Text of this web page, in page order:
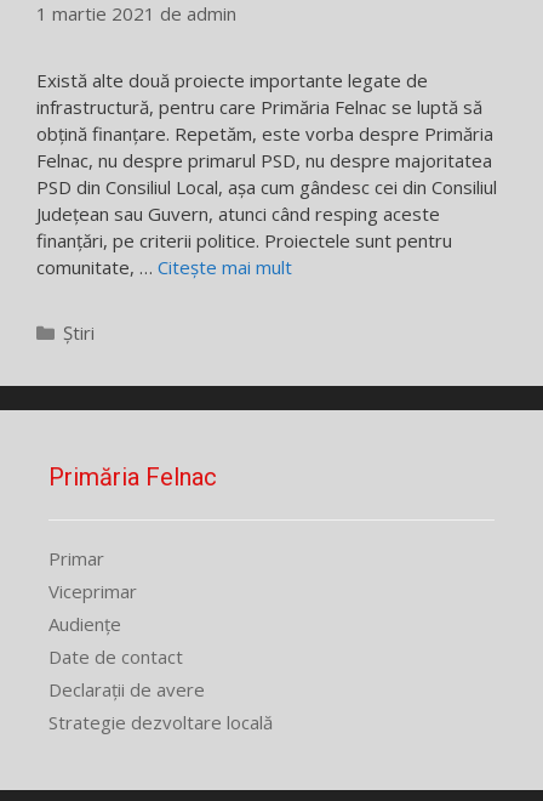
1 martie 2021 de admin
Există alte două proiecte importante legate de
infrastructură, pentru care Primăria Felnac se luptă să
obțină finanțare. Repetăm, este vorba despre Primăria
Felnac, nu despre primarul PSD, nu despre majoritatea
PSD din Consiliul Local, așa cum gândesc cei din Consiliul
Județean sau Guvern, atunci când resping aceste
finanțări, pe criterii politice. Proiectele sunt pentru
comunitate, … Citește mai mult
Categorii
Știri
Primăria Felnac
Primar
Viceprimar
Audiențe
Date de contact
Declarații de avere
Strategie dezvoltare locală